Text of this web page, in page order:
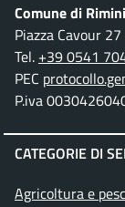
Comune di Rimini
Piazza Cavour
Tel. +39 0541
PEC
P.iva
CATEGORIE DI
Agricoltura e